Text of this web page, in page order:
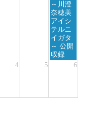
～川澄
奈穂美
アイシ
テルニ
イガタ
～ 公開
収録
4 5 6